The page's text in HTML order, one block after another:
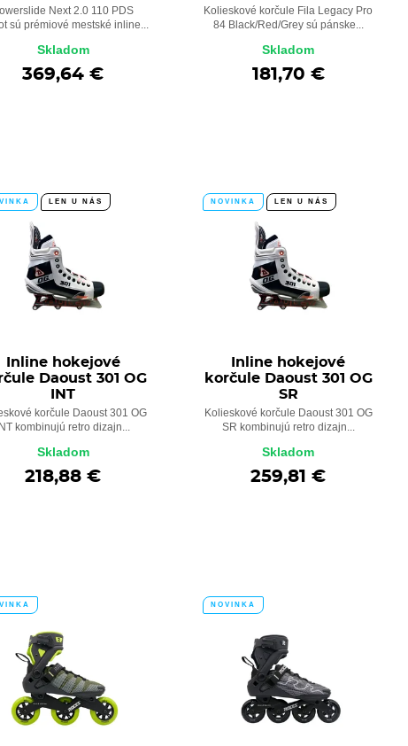
Next 2.0 110 PDS
sú prémiové mestské inline...
Skladom
369,64 €
Kolieskové korčule Fila Legacy Pro
84 Black/Red/Grey sú pánske...
Skladom
181,70 €
LEN U NÁS
Inline hokejové
Daoust 301 OG
INT
korčule Daoust 301 OG
INT kombinujú retro dizajn...
Skladom
218,88 €
NOVINKA LEN U NÁS
Inline hokejové
korčule Daoust 301 OG
SR
Kolieskové korčule Daoust 301 OG
SR kombinujú retro dizajn...
Skladom
259,81 €
NOVINKA